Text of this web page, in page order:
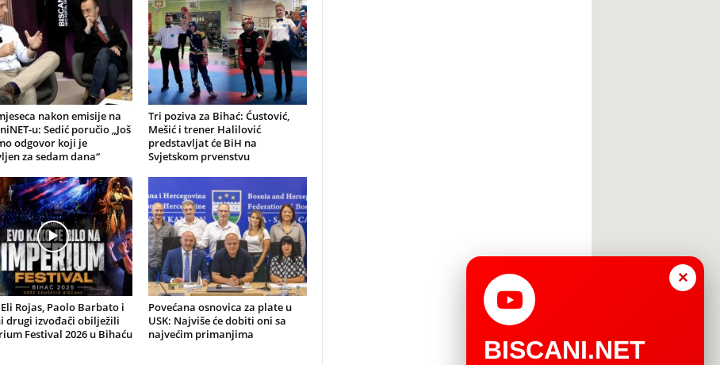
nakon emisije na
u: Sedić poručio „Još
odgovor koji je
za sedam dana“
Tri poziva za Bihać: Ćustović,
Mešić i trener Halilović
predstavljat će BiH na
Svjetskom prvenstvu
Eli Rojas, Paolo Barbato i
drugi izvođači obilježili
Festival 2026 u Bihaću
Povećana osnovica za plate u
USK: Najviše će dobiti oni sa
najvećim primanjima
×
BISCANI.NET